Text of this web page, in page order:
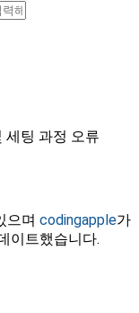
세팅 과정 오류
으며 codingapple가
이트했습니다.